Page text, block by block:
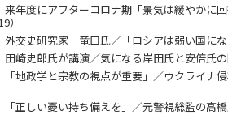
年度にアフターコロナ期「景気は緩やかに
）
交史研究家 竜口氏／「ロシアは弱い国に
崎史郎氏が講演／気になる岸田氏と安倍氏
地政学と宗教の視点が重要」／ウクライナ
正しい憂い持ち備えを」／元警視総監の高